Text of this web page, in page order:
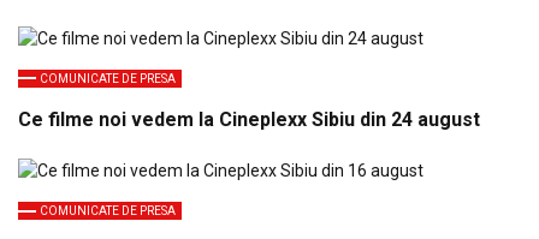
COMUNICATE DE PRESA
Ce filme noi vedem la Cineplexx Sibiu din 24 august
COMUNICATE DE PRESA